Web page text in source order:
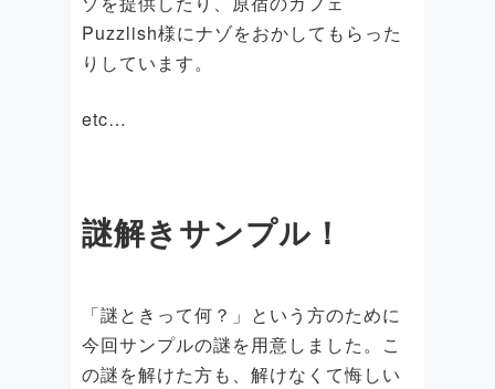
Puzzlish様にナゾをおかしてもらった
りしています。
etc…
謎解きサンプル！
「謎ときって何？」という方のために
今回サンプルの謎を用意しました。こ
の謎を解けた方も、解けなくて悔しい